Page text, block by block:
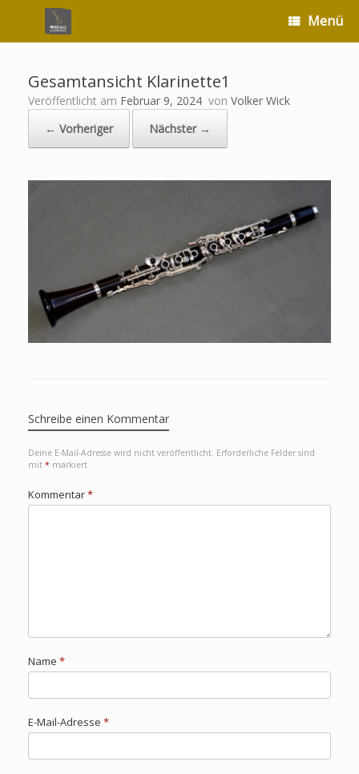
Menü
Gesamtansicht Klarinette1
Veröffentlicht am Februar 9, 2024 von Volker Wick
← Vorheriger
Nächster →
Schreibe einen Kommentar
Deine E-Mail-Adresse wird nicht veröffentlicht. Erforderliche Felder sind
mit * markiert
Kommentar*
Name *
E-Mail-Adresse *